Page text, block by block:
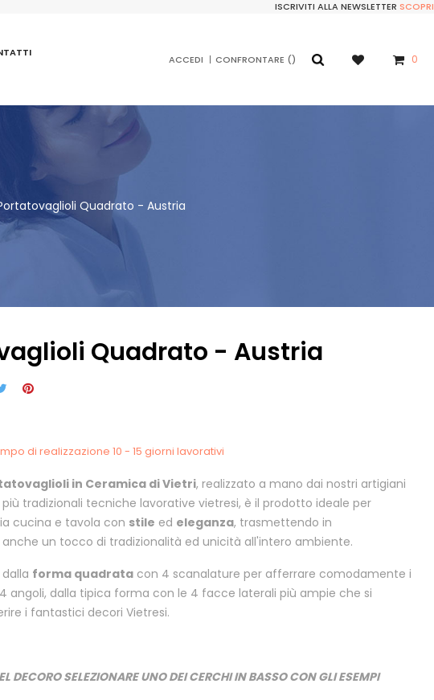
ISCRIVITI ALLA NEWSLETTER SCOPRI
ACCEDI CONFRONTARE 0
Quadrato - Austria
Quadrato - Austria
di realizzazione 10 - 15 giorni lavorativi
in Ceramica di Vietri, realizzato a mano dai nostri artigiani
tradizionali tecniche lavorative vietresi, è il prodotto ideale per
cucina e tavola con stile ed eleganza, trasmettendo in
un tocco di tradizionalità ed unicità all'intero ambiente.
forma quadrata con 4 scanalature per afferrare comodamente i
angoli, dalla tipica forma con le 4 facce laterali più ampie che si
i fantastici decori Vietresi.
DECORO SELEZIONARE UNO DEI CERCHI IN BASSO CON GLI ESEMPI